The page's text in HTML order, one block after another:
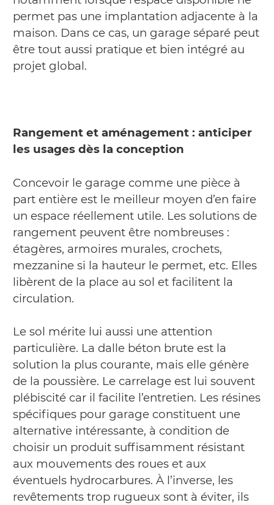
permet pas une implantation adjacente à la
maison. Dans ce cas, un garage séparé peut
être tout aussi pratique et bien intégré au
projet global.
Rangement et aménagement : anticiper
les usages dès la conception
Concevoir le garage comme une pièce à
part entière est le meilleur moyen d’en faire
un espace réellement utile. Les solutions de
rangement peuvent être nombreuses :
étagères, armoires murales, crochets,
mezzanine si la hauteur le permet, etc. Elles
libèrent de la place au sol et facilitent la
circulation.
Le sol mérite lui aussi une attention
particulière. La dalle béton brute est la
solution la plus courante, mais elle génère
de la poussière. Le carrelage est lui souvent
plébiscité car il facilite l’entretien. Les résines
spécifiques pour garage constituent une
alternative intéressante, à condition de
choisir un produit suffisamment résistant
aux mouvements des roues et aux
éventuels hydrocarbures. À l’inverse, les
revêtements trop rugueux sont à éviter, ils